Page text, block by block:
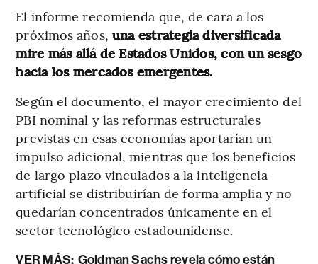
El informe recomienda que, de cara a los
próximos años, una estrategia diversificada
mire más allá de Estados Unidos, con un sesgo
hacia los mercados emergentes.
Según el documento, el mayor crecimiento del
PBI nominal y las reformas estructurales
previstas en esas economías aportarían un
impulso adicional, mientras que los beneficios
de largo plazo vinculados a la inteligencia
artificial se distribuirían de forma amplia y no
quedarían concentrados únicamente en el
sector tecnológico estadounidense.
VER MÁS: Goldman Sachs revela cómo están